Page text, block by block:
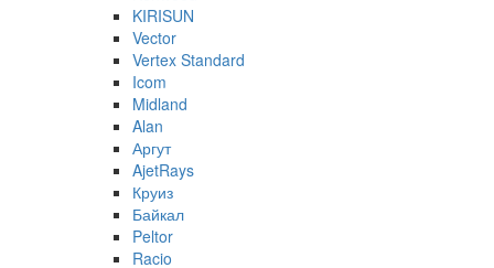
KIRISUN
Vector
Vertex Standard
Icom
Midland
Alan
Аргут
AjetRays
Круиз
Байкал
Peltor
Racio